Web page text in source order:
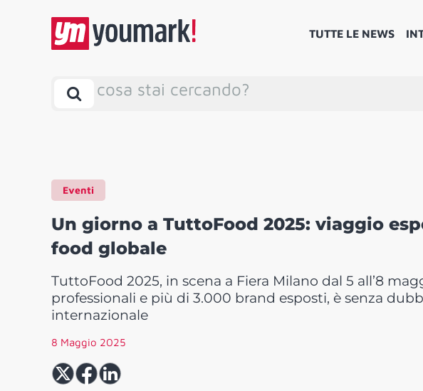
TUTTE LE NEWS
cosa stai cercando?
Eventi
Un giorno a TuttoFood 2025: viaggio
food globale
TuttoFood 2025, in scena a Fiera Milano dal 5 all’8
professionali e più di 3.000 brand esposti, è senza
internazionale
8 Maggio 2025